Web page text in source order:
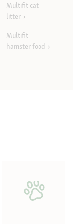
Multifit cat
litter
Multifit
hamster food